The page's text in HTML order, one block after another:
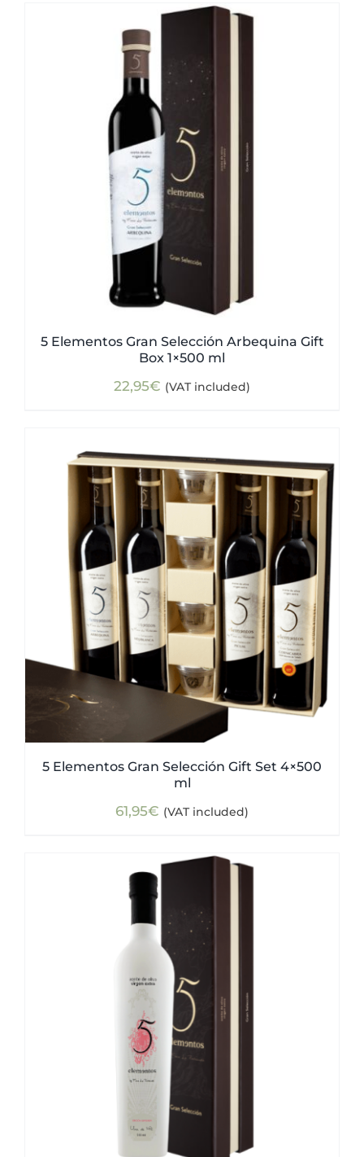
51,00€.
is:
5 Elementos Gran Selección Arbequina Gift
Box 1×500 ml
22,95€ (VAT included)
5 Elementos Gran Selección Gift Set 4×500
ml
61,95€ (VAT included)